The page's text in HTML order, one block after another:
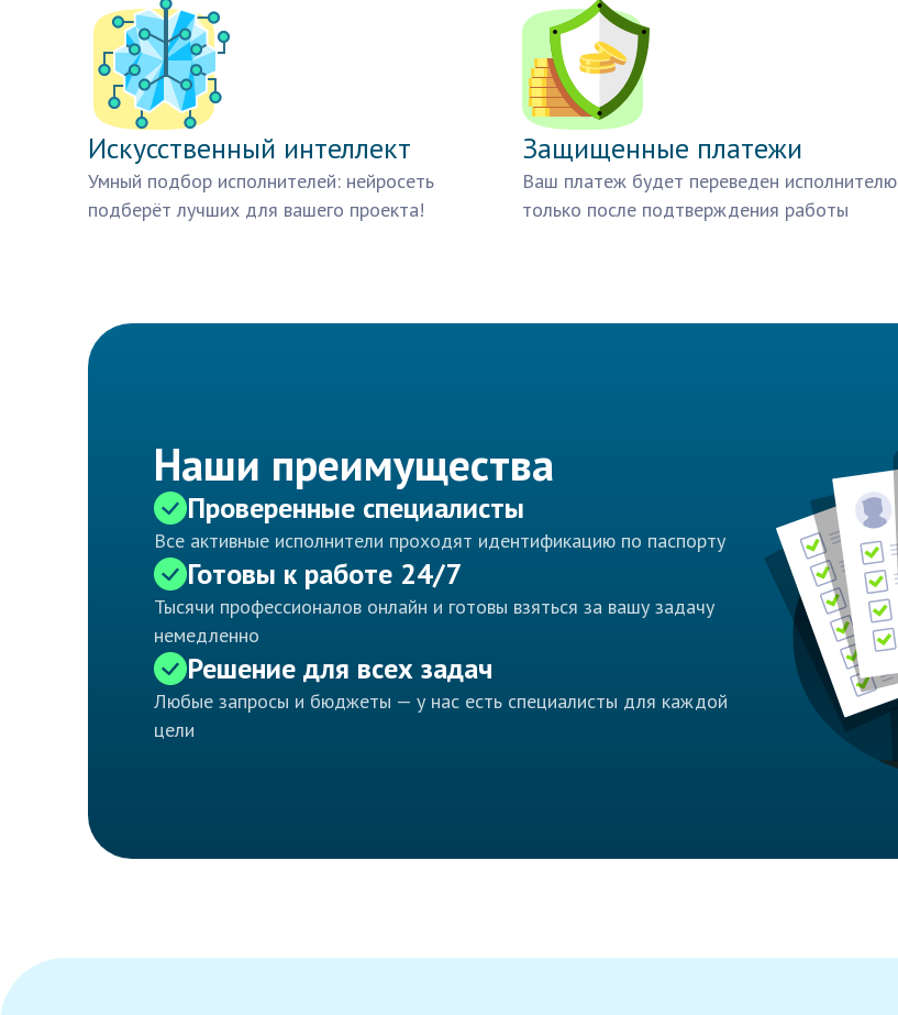
Искусственный интеллект
Умный подбор исполнителей: нейросеть
подберёт лучших для вашего проекта!
Защищенные платежи
Ваш платеж будет переведен исполнителю
только после подтверждения работы
Наши преимущества
Проверенные специалисты
Все активные исполнители проходят идентификацию по паспорту
Готовы к работе 24/7
Тысячи профессионалов онлайн и готовы взяться за вашу задачу
немедленно
Решение для всех задач
Любые запросы и бюджеты — у нас есть специалисты для каждой
цели